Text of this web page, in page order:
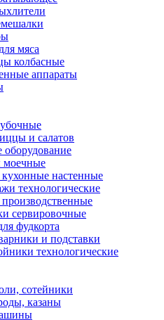
мяса
колбасные
аппараты
и салатов
оборудование
настенные
технологические
сервировочные
фудкорта
и подставки
технологические
сотейники
казаны